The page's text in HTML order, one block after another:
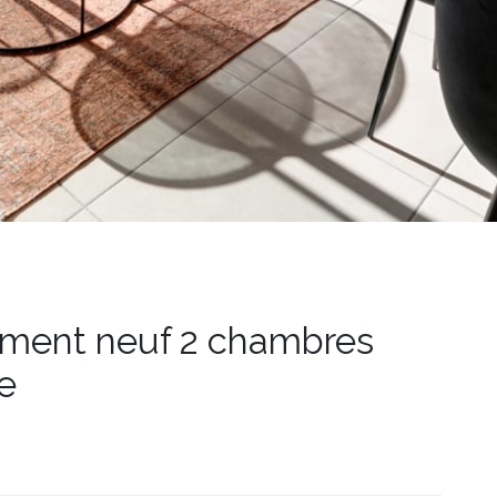
neuf 2 chambres